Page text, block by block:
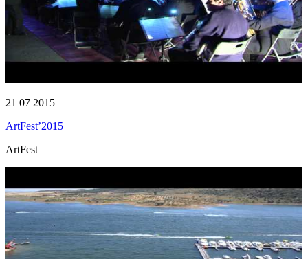
21 07 2015
ArtFest’2015
ArtFest